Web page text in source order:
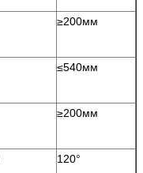
≥200мм
≤540мм
≥200мм
120°